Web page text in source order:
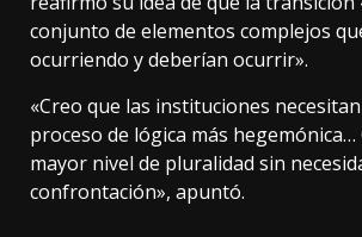
conjunto de elementos complejos
ocurriendo y deberían ocurrir».
«Creo que las instituciones
proceso de lógica más
mayor nivel de pluralidad sin
confrontación», apuntó.